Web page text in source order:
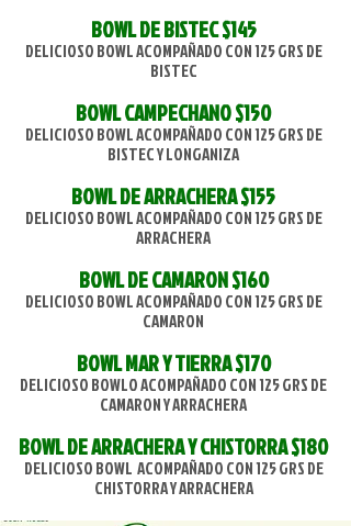
BOWL DE BISTEC $145
DELICIOSO BOWL ACOMPAÑADO CON 125 GRS DE
BISTEC
BOWL CAMPECHANO $150
DELICIOSO BOWL ACOMPAÑADO CON 125 GRS DE
BISTEC Y LONGANIZA
BOWL DE ARRACHERA $155
DELICIOSO BOWL ACOMPAÑADO CON 125 GRS DE
ARRACHERA
BOWL DE CAMARON $160
DELICIOSO BOWL ACOMPAÑADO CON 125 GRS DE
CAMARON
BOWL MAR Y TIERRA $170
DELICIOSO BOWLO ACOMPAÑADO CON 125 GRS DE
CAMARON Y ARRACHERA
BOWL DE ARRACHERA Y CHISTORRA $180
DELICIOSO BOWL ACOMPAÑADO CON 125 GRS DE
CHISTORRA Y ARRACHERA